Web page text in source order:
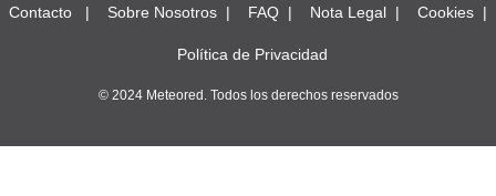
Contacto Sobre Nosotros FAQ Nota Legal Cookies
Política de Privacidad
© 2024 Meteored. Todos los derechos reservados